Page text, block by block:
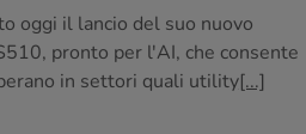
oggi il lancio del suo nuovo
pronto per l'AI, che consente
in settori quali utility[...]